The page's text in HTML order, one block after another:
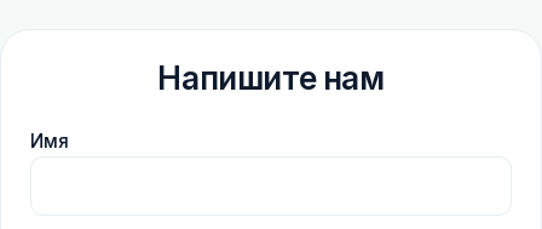
Напишите нам
Имя